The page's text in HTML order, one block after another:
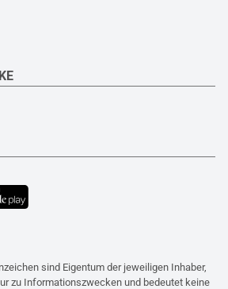
sind Eigentum der jeweiligen Inhaber,
zu Informationszwecken und bedeutet keine